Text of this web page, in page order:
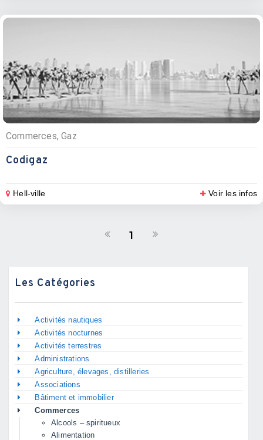
Commerces, Gaz
Codigaz
Hell-ville Voir les infos
1
Les Catégories
Activités nautiques
Activités nocturnes
Activités terrestres
Administrations
Agriculture, élevages, distilleries
Associations
Bâtiment et immobilier
Commerces
Alcools – spiritueux
Alimentation